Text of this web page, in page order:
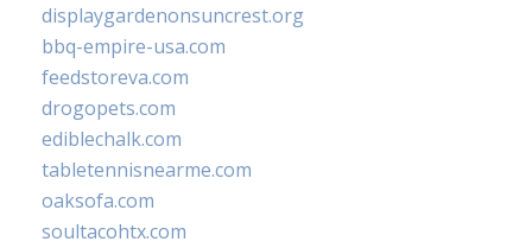
displaygardenonsuncrest.org
bbq-empire-usa.com
feedstoreva.com
drogopets.com
ediblechalk.com
tabletennisnearme.com
oaksofa.com
soultacohtx.com